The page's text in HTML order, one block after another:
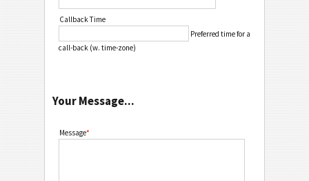
Callback Time
Preferred time for a
call-back (w. time-zone)
Your Message...
Message*